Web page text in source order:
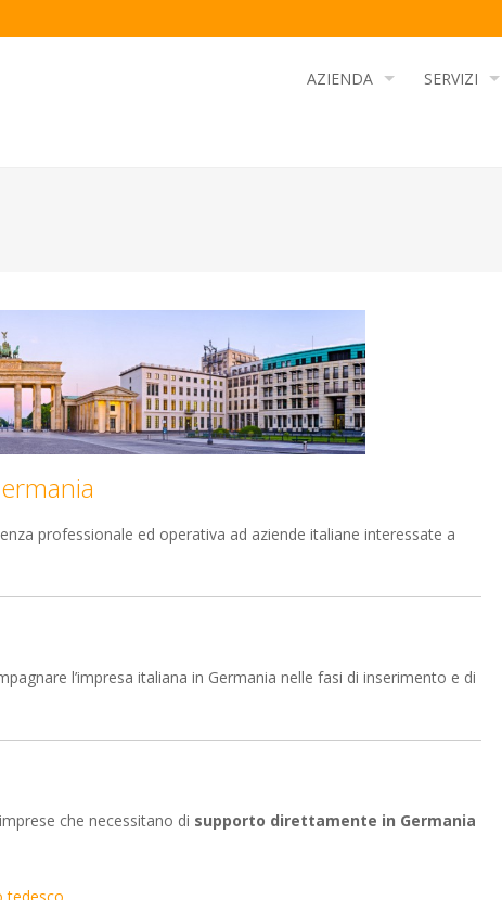
AZIENDA SERVIZI
professionale ed operativa ad aziende italiane interessate a
l’impresa italiana in Germania nelle fasi di inserimento e di
che necessitano di supporto direttamente in Germania